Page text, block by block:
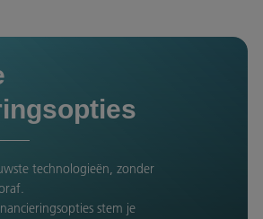
technologieën, zonder
stem je